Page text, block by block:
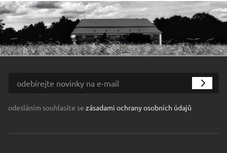
odesláním souhlasíte se zásadami ochrany osobních údajů